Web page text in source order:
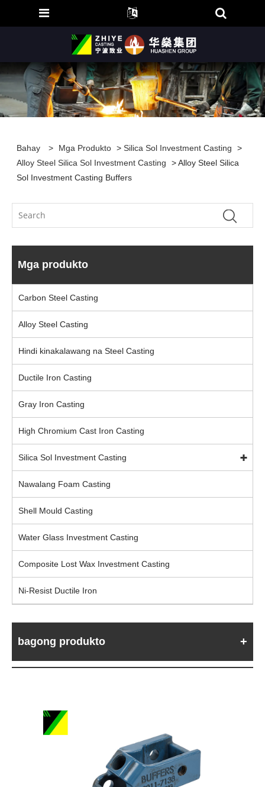
Bahay > Mga Produkto >Silica Sol Investment Casting
>
Alloy Steel Silica Sol Investment Casting
> Alloy Steel Silica
Sol Investment Casting Buffers
Mga produkto
Carbon Steel Casting
Alloy Steel Casting
Hindi kinakalawang na Steel Casting
Ductile Iron Casting
Gray Iron Casting
High Chromium Cast Iron Casting
Silica Sol Investment Casting
Nawalang Foam Casting
Shell Mould Casting
Water Glass Investment Casting
Composite Lost Wax Investment Casting
Ni-Resist Ductile Iron
bagong produkto